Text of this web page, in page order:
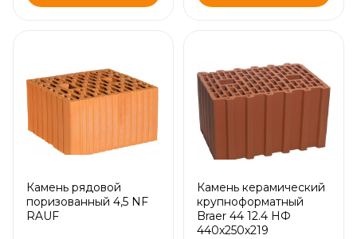
Камень рядовой
поризованный 4,5 NF
RAUF
Камень керамический
крупноформатный
Braer 44 12.4 НФ
440х250х219